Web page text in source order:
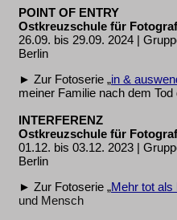
POINT OF ENTRY
Ostkreuzschule für
26.09. bis 29.09. 2024 |
Berlin
► Zur Fotoserie „in &
meiner Familie nach dem Tod
INTERFERENZ
Ostkreuzschule für
01.12. bis 03.12. 2023 |
Berlin
► Zur Fotoserie „Mehr tot als
und Mensch